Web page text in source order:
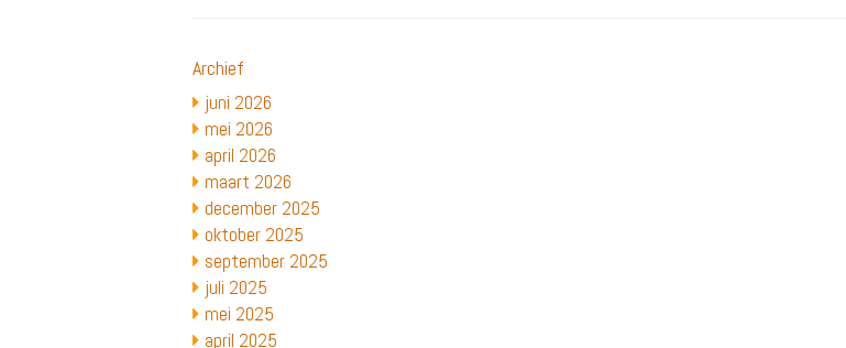
Archief
juni 2026
mei 2026
april 2026
maart 2026
december 2025
oktober 2025
september 2025
juli 2025
mei 2025
april 2025